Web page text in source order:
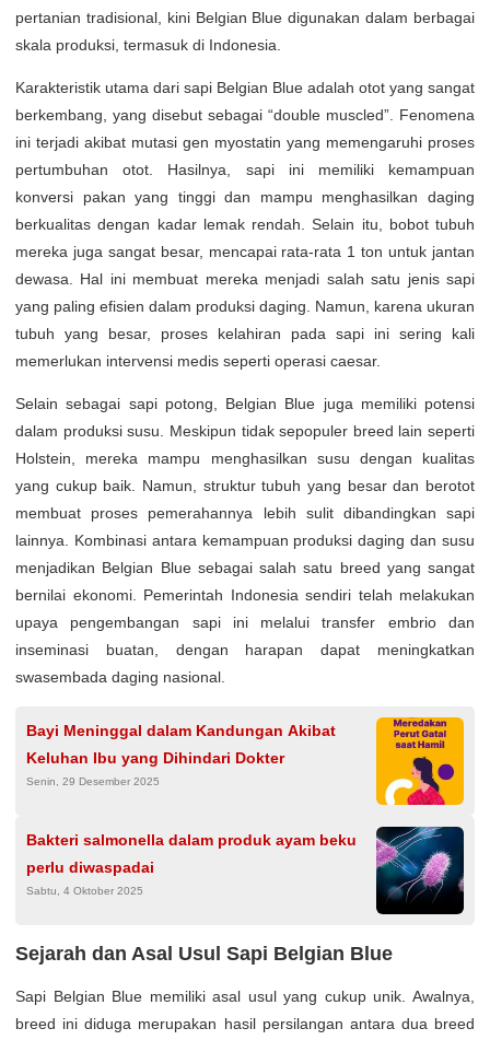
pertanian tradisional, kini Belgian Blue digunakan dalam berbagai
skala produksi, termasuk di Indonesia.
Karakteristik utama dari sapi Belgian Blue adalah otot yang sangat
berkembang, yang disebut sebagai “double muscled”. Fenomena
ini terjadi akibat mutasi gen myostatin yang memengaruhi proses
pertumbuhan otot. Hasilnya, sapi ini memiliki kemampuan
konversi pakan yang tinggi dan mampu menghasilkan daging
berkualitas dengan kadar lemak rendah. Selain itu, bobot tubuh
mereka juga sangat besar, mencapai rata-rata 1 ton untuk jantan
dewasa. Hal ini membuat mereka menjadi salah satu jenis sapi
yang paling efisien dalam produksi daging. Namun, karena ukuran
tubuh yang besar, proses kelahiran pada sapi ini sering kali
memerlukan intervensi medis seperti operasi caesar.
Selain sebagai sapi potong, Belgian Blue juga memiliki potensi
dalam produksi susu. Meskipun tidak sepopuler breed lain seperti
Holstein, mereka mampu menghasilkan susu dengan kualitas
yang cukup baik. Namun, struktur tubuh yang besar dan berotot
membuat proses pemerahannya lebih sulit dibandingkan sapi
lainnya. Kombinasi antara kemampuan produksi daging dan susu
menjadikan Belgian Blue sebagai salah satu breed yang sangat
bernilai ekonomi. Pemerintah Indonesia sendiri telah melakukan
upaya pengembangan sapi ini melalui transfer embrio dan
inseminasi buatan, dengan harapan dapat meningkatkan
swasembada daging nasional.
Bayi Meninggal dalam Kandungan Akibat
Keluhan Ibu yang Dihindari Dokter
Senin, 29 Desember 2025
Bakteri salmonella dalam produk ayam beku
perlu diwaspadai
Sabtu, 4 Oktober 2025
Sejarah dan Asal Usul Sapi Belgian Blue
Sapi Belgian Blue memiliki asal usul yang cukup unik. Awalnya,
breed ini diduga merupakan hasil persilangan antara dua breed